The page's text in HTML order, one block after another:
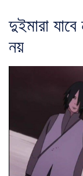
দুইমারা
নয়